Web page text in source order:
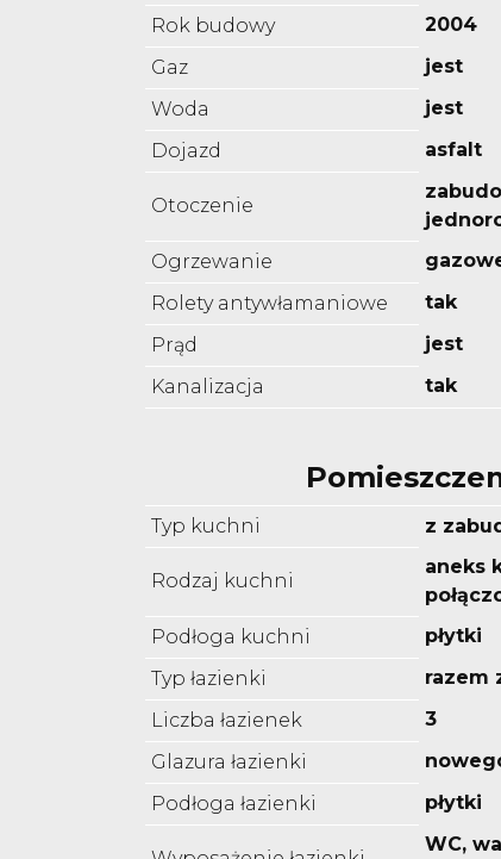
Rok budowy
2004
Gaz
jest
Woda
jest
Dojazd
asfalt
Otoczenie
Ogrzewanie
Rolety antywłamaniowe
tak
Prąd
jest
Kanalizacja
tak
Typ kuchni z
Rodzaj kuchni
aneks
Podłoga kuchni
płytki
Typ łazienki
razem
Liczba łazienek
3
Glazura łazienki
Podłoga łazienki
płytki
WC,